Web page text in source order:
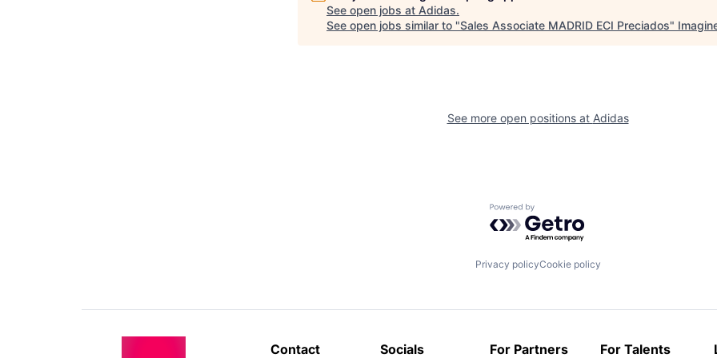
See open jobs at Adidas.
See open jobs similar to "Sales Associate MADRID ECI Preciados"
See more open positions at Adidas
Powered by Getro.com
Privacy policyCookie policy
Contact Socials For Partners For Talents